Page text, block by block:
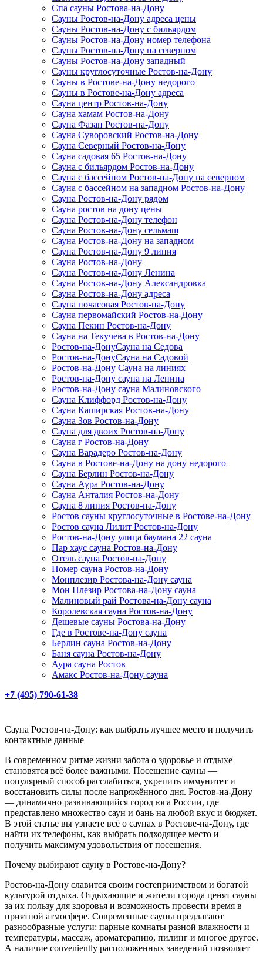
Спа сауны Ростова-на-Дону
Сауны Ростов-на-Дону адреса цены
Сауны Ростов-на-Дону с бильярдом
Сауны Ростов-на-Дону номер телефона
Сауны Ростов-на-Дону на северном
Сауны Ростов-на-Дону западный
Сауны круглосуточные Ростов-на-Дону
Сауны в Ростове-на-Дону недорого
Сауны в Ростове-на-Дону адреса
Сауна центр Ростов-на-Дону
Сауна хамам Ростов-на-Дону
Сауна Фазан Ростов-на-Дону
Сауна Суворовский Ростов-на-Дону
Сауна Северный Ростов-на-Дону
Сауна садовая 65 Ростов-на-Дону
Сауна с бильярдом Ростов-на-Дону
Сауна с бассейном Ростов-на-Дону на северном
Сауна с бассейном на западном Ростов-на-Дону
Сауна Ростов-на-Дону рядом
Сауна ростов на дону цены
Сауна Ростов-на-Дону телефон
Сауна Ростов-на-Дону сельмаш
Сауна Ростов-на-Дону на западном
Сауна Ростов-на-Дону 9 линия
Сауна Ростов-на-Дону
Сауна Ростов-на-Дону Ленина
Сауна Ростов-на-Дону Александровка
Сауна Ростов-на-Дону адреса
Сауна почасовая Ростов-на-Дону
Сауна первомайский Ростов-на-Дону
Сауна Пекин Ростов-на-Дону
Сауна на Текучева в Ростов-на-Дону
Ростов-на-ДонуСауна на Седова
Ростов-на-ДонуСауна на Садовой
Ростов-на-Дону Сауна на линиях
Ростов-на-Дону сауна на Ленина
Ростов-на-Дону сауна Малиновского
Сауна Клиффорд Ростов-на-Дону
Сауна Каширская Ростов-на-Дону
Сауна Зов Ростов-на-Дону
Сауна для двоих Ростов-на-Дону
Сауна г Ростов-на-Дону
Сауна Варадеро Ростов-на-Дону
Сауна в Ростове-на-Дону на дону недорого
Сауна Берлин Ростов-на-Дону
Сауна Аура Ростов-на-Дону
Сауна Анталия Ростов-на-Дону
Сауна 8 линия Ростов-на-Дону
Ростов сауны круглосуточные в Ростове-на-Дону
Ростов сауна Лилит Ростов-на-Дону
Ростов-на-Дону улица баумана 22 сауна
Пар хаус сауна Ростов-на-Дону
Отель сауна Ростов-на-Дону
Номер сауна Ростов-на-Дону
Монплезир Ростова-на-Дону сауна
Мон Плезир Ростова-на-Дону сауна
Малиновый рай Ростова-на-Дону сауна
Королевская сауна Ростов-на-Дону
Дешевые сауны Ростова-на-Дону
Где в Ростове-на-Дону сауна
Берлин сауна Ростов-на-Дону
Баня сауна Ростов-на-Дону
Аура сауна Ростов
Амакс Ростов-на-Дону сауна
+7 (495) 790-61-38
Сауна Ростов-на-Дону: как выбрать лучшее место и получить
контактные данные
В современном ритме жизни забота о здоровье и отдыхе
становятся всё более важными. Посещение сауны —
популярный способ расслабиться, укрепить иммунитет и
восстановить силы после напряжённого дня. Ростов-на-Дону
— динамично развивающийся город юга России, где
представлено множество саун и бань на любой вкус и бюджет.
В этой статье вы узнаете всё о саунах в Ростове-на-Дону, где
найти их телефоны, как выбрать подходящее место и
получить максимум удовольствия от посещения.
Почему выбирают сауну в Ростове-на-Дону?
Ростов-на-Дону славится своим гостеприимством и богатой
культурой отдыха. Отдыхающие и жители города ценят сауны
за их пользу для здоровья и возможность провести время в
приятной атмосфере. Современные сауны предлагают
разнообразные услуги: парные комнаты разной влажности и
температуры, массаж, ароматерапию, пилинг и многое другое.
А наличие conveniently расположенных заведений позволяет